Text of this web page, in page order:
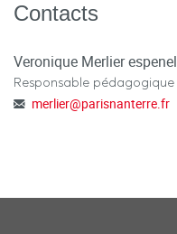
Contacts
Veronique Merlier espenel
Responsable pédagogique
merlier@parisnanterre.fr